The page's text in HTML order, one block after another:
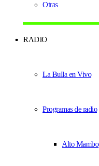
Otras
RADIO
La Bulla en Vivo
Programas de radio
Alto Mambo